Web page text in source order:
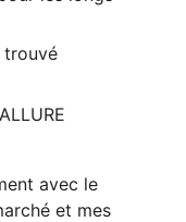
trouvé
avec le
et mes